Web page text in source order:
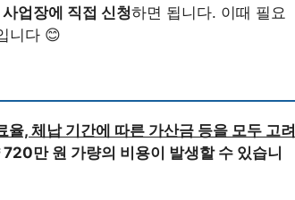
업장에 직접 신청하면 됩니다. 이때 필요
니다 😊
, 체납 기간에 따른 가산금 등을 모두 고려
만 원 가량의 비용이 발생할 수 있습니